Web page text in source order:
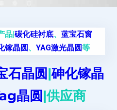
品|碳化硅衬底、 蓝宝石窗
镓晶圆、 YAG激光晶圆等
石晶圆|砷化镓晶
晶圆|供应商